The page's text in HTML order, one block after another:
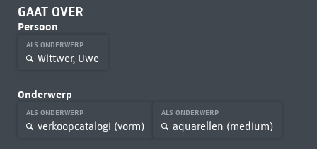
GAAT OVER
Persoon
ALS ONDERWERP
Wittwer, Uwe
Onderwerp
ALS ONDERWERP
verkoopcatalogi (vorm)
ALS ONDERWERP
aquarellen (medium)